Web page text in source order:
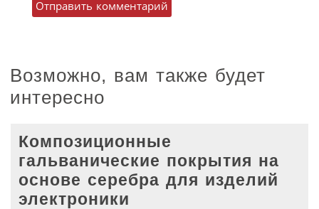
Возможно, вам также будет
интересно
Композиционные
гальванические покрытия на
основе серебра для изделий
электроники